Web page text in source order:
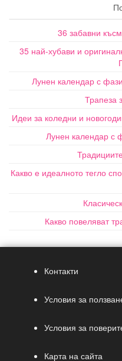
36 забавни
35 най-хубави и
Лунен календар с
Трапеза
Идеи за коледни и
Лунен календар с
Какво е идеалното тегло
Какво повеляват
Контакти
Условия за
Условия за
Карта на сайта